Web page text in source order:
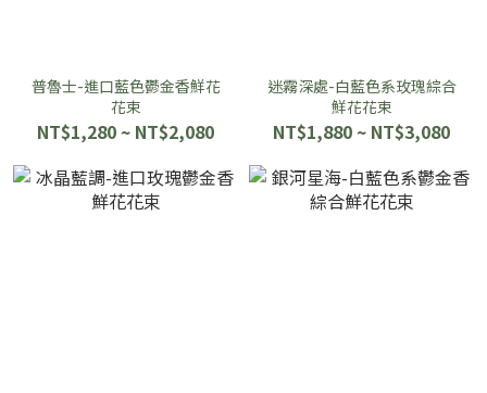
普魯士-進口藍色鬱金香鮮花
花束
NT$1,280 ~ NT$2,080
迷霧深處-白藍色系玫瑰綜合
鮮花花束
NT$1,880 ~ NT$3,080